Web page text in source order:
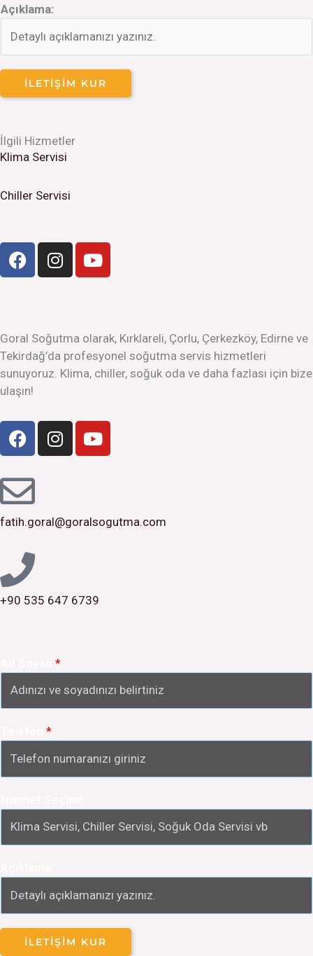
Açıklama:
İLETIŞIM KUR
İlgili Hizmetler
Klima Servisi
Chiller Servisi
F
a
o
o
k
I
n
g
r
a
Y
o
b
e
Goral Soğutma olarak, Kırklareli, Çorlu, Çerkezköy, Edirne ve
Tekirdağ’da profesyonel soğutma servis hizmetleri
sunuyoruz. Klima, chiller, soğuk oda ve daha fazlası için bize
ulaşın!
F
a
e
b
o
k
I
n
g
r
Y
o
b
fatih.goral@goralsogutma.com
+90 535 647 6739
*
*
İLETIŞIM KUR